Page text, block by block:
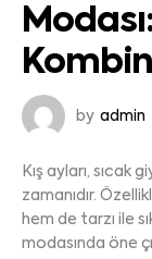
by admin
Kış ayları, sıcak
zamanıdır.
hem de tarzı ile
modasında öne